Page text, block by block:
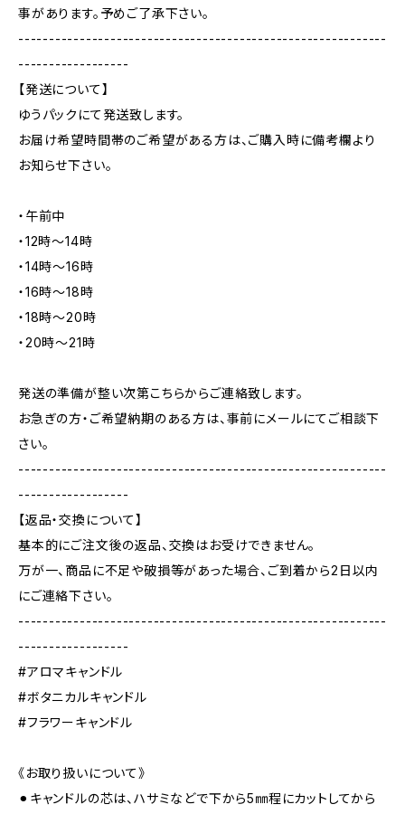
事があります。予めご了承下さい。
------------------------------------------------------------
------------------
【発送について】
ゆうパックにて発送致します。
お届け希望時間帯のご希望がある方は、ご購入時に備考欄より
お知らせ下さい。
・午前中
・12時～14時
・14時～16時
・16時～18時
・18時～20時
・20時～21時
発送の準備が整い次第こちらからご連絡致します。
お急ぎの方・ご希望納期のある方は、事前にメールにてご相談下
さい。
------------------------------------------------------------
------------------
【返品・交換について】
基本的にご注文後の返品、交換はお受けできません。
万が一、商品に不足や破損等があった場合、ご到着から2日以内
にご連絡下さい。
------------------------------------------------------------
------------------
#アロマキャンドル
#ボタニカルキャンドル
#フラワーキャンドル
《お取り扱いについて》
⚫︎キャンドルの芯は、ハサミなどで下から5㎜程にカットしてから